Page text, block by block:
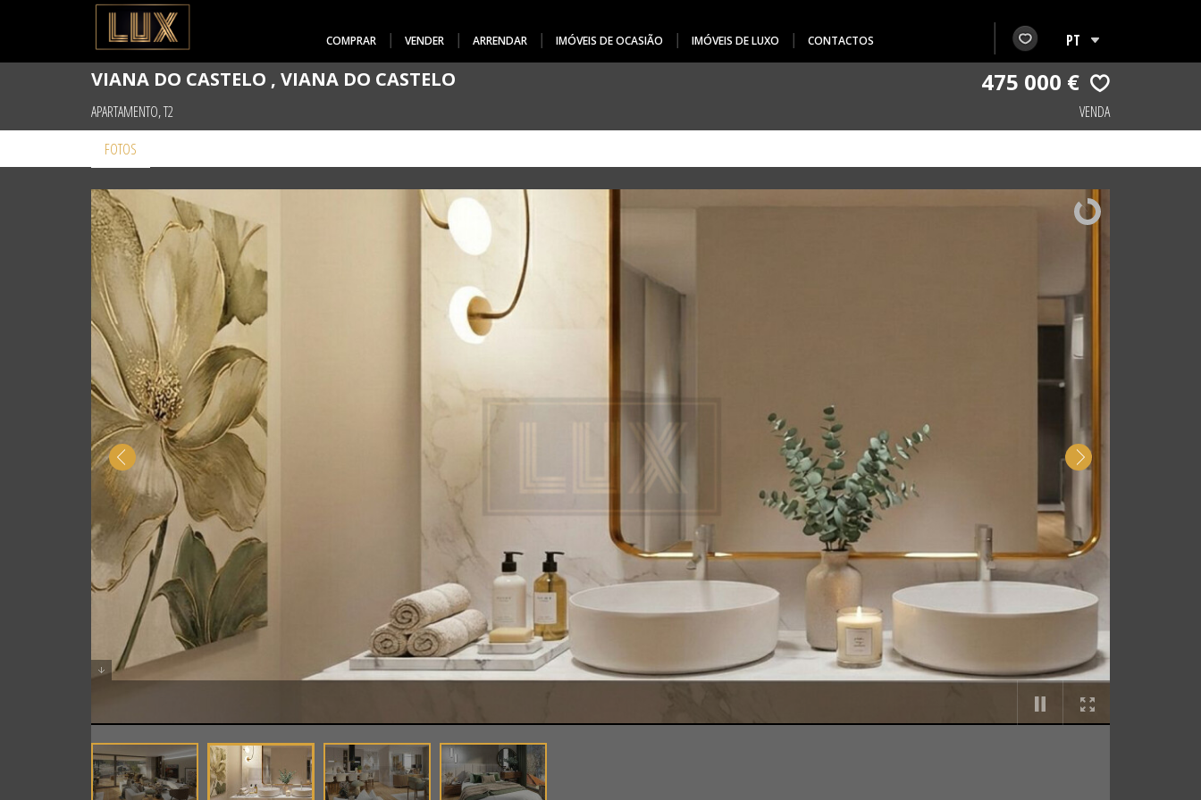
COMPRAR VENDER ARRENDAR IMÓVEIS DE OCASIÃO IMÓVEIS DE LUXO CONTACTOS
VIANA DO CASTELO , VIANA DO CASTELO 475 000 €
APARTAMENTO, T2
VENDA
FOTOS